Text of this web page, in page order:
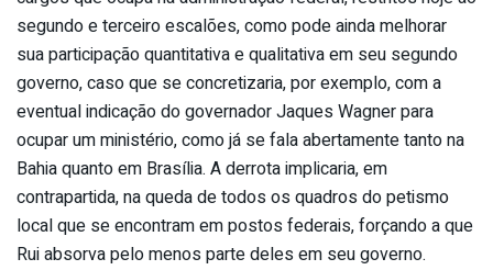
segundo e terceiro escalões, como pode ainda melhorar
sua participação quantitativa e qualitativa em seu segundo
governo, caso que se concretizaria, por exemplo, com a
eventual indicação do governador Jaques Wagner para
ocupar um ministério, como já se fala abertamente tanto na
Bahia quanto em Brasília. A derrota implicaria, em
contrapartida, na queda de todos os quadros do petismo
local que se encontram em postos federais, forçando a que
Rui absorva pelo menos parte deles em seu governo.